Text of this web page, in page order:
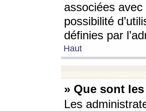
associées
possibilité
définies par
Haut
» Que sont
Les